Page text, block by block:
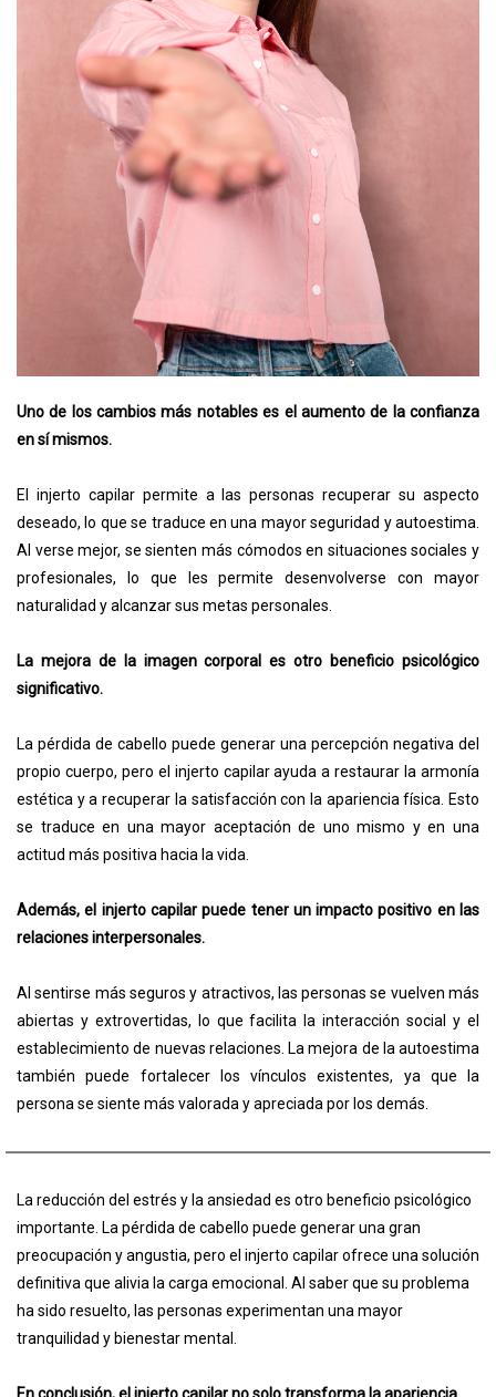
Uno de los cambios más notables es el aumento de la confianza
en sí mismos.
El injerto capilar permite a las personas recuperar su aspecto
deseado, lo que se traduce en una mayor seguridad y autoestima.
Al verse mejor, se sienten más cómodos en situaciones sociales y
profesionales, lo que les permite desenvolverse con mayor
naturalidad y alcanzar sus metas personales.
La mejora de la imagen corporal es otro beneficio psicológico
significativo.
La pérdida de cabello puede generar una percepción negativa del
propio cuerpo, pero el injerto capilar ayuda a restaurar la armonía
estética y a recuperar la satisfacción con la apariencia física. Esto
se traduce en una mayor aceptación de uno mismo y en una
actitud más positiva hacia la vida.
Además, el injerto capilar puede tener un impacto positivo en las
relaciones interpersonales.
Al sentirse más seguros y atractivos, las personas se vuelven más
abiertas y extrovertidas, lo que facilita la interacción social y el
establecimiento de nuevas relaciones. La mejora de la autoestima
también puede fortalecer los vínculos existentes, ya que la
persona se siente más valorada y apreciada por los demás.
La reducción del estrés y la ansiedad es otro beneficio psicológico
importante. La pérdida de cabello puede generar una gran
preocupación y angustia, pero el injerto capilar ofrece una solución
definitiva que alivia la carga emocional. Al saber que su problema
ha sido resuelto, las personas experimentan una mayor
tranquilidad y bienestar mental.